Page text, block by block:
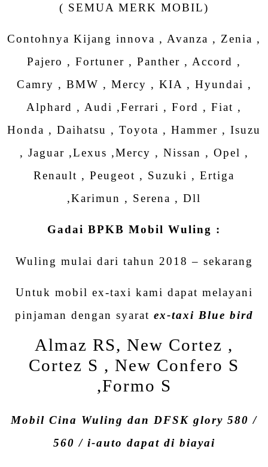
( SEMUA MERK MOBIL)
Contohnya Kijang innova , Avanza , Zenia ,
Pajero , Fortuner , Panther , Accord ,
Camry , BMW , Mercy , KIA , Hyundai ,
Alphard , Audi ,Ferrari , Ford , Fiat ,
Honda , Daihatsu , Toyota , Hammer , Isuzu
, Jaguar ,Lexus ,Mercy , Nissan , Opel ,
Renault , Peugeot , Suzuki , Ertiga
,Karimun , Serena , Dll
Gadai BPKB Mobil Wuling :
Wuling mulai dari tahun 2018 – sekarang
Untuk mobil ex-taxi kami dapat melayani
pinjaman dengan syarat ex-taxi Blue bird
Almaz RS, New Cortez ,
Cortez S , New Confero S
,Formo S
Mobil Cina Wuling dan DFSK glory 580 /
560 / i-auto dapat di biayai